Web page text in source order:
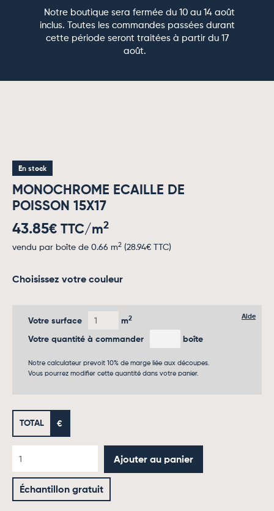
0
En stock
MONOCHROME ECAILLE DE
POISSON 15X17
43.85€ TTC/m2
vendu par boîte de 0.66 m2 (28.94€ TTC)
Choisissez votre couleur
Aide
Votre surface m2
Votre quantité à commander boîte
Notre calculateur prevoit 10% de marge liée aux découpes.
Vous pourrez modifier cette quantité dans votre panier.
TOTAL €
Ajouter au panier
Échantillon gratuit
Notre boutique sera fermée du 10 au 14 août
inclus. Toutes les commandes passées durant
cette période seront traitées à partir du 17
août.